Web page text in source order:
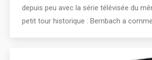
depuis peu avec la série télévisée du
petit tour historique : Bernbach a